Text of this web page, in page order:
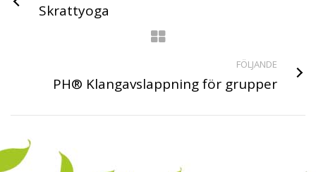
Skrattyoga
FÖLJANDE
PH® Klangavslappning för grupper